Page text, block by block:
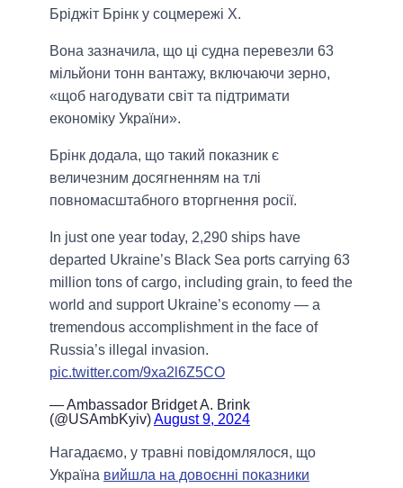
Бріджіт Брінк у соцмережі Х.
Вона зазначила, що ці судна перевезли 63
мільйони тонн вантажу, включаючи зерно,
«щоб нагодувати світ та підтримати
економіку України».
Брінк додала, що такий показник є
величезним досягненням на тлі
повномасштабного вторгнення росії.
In just one year today, 2,290 ships have
departed Ukraine’s Black Sea ports carrying 63
million tons of cargo, including grain, to feed the
world and support Ukraine’s economy — a
tremendous accomplishment in the face of
Russia’s illegal invasion.
pic.twitter.com/9xa2l6Z5CO
— Ambassador Bridget A. Brink
(@USAmbKyiv)August 9, 2024
Нагадаємо, у травні повідомлялося, що
Україна вийшла на довоєнні показники